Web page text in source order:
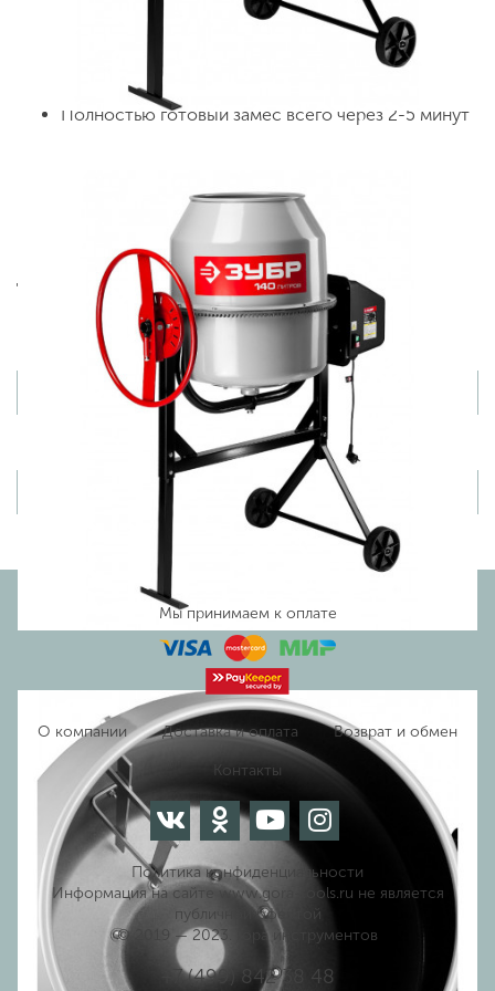
вибраций, а при необходимости их можно также
просто заменить «в полевых условиях»
Фиксация барабана под любым углом и удобная
выгрузка готового раствора
Полностью готовый замес всего через 2-5 минут
Бетономешалка (бетоносмеситель) ЗУБР "МАСТЕР"
БС-140-600, артикул БС-140-600 по цене 13990 руб.
Мы предлагаем ведущих производителей. Приобрести
данный товар Вы можете on-line на нашем сайте или
по телефону +7 (499) 842 38 48. Возможен самовывоз.
Товары из этой категории
Вы недавно просматривали
Мы принимаем к оплате
О компании Доставка и оплата Возврат и обмен
Контакты
Политика конфиденциальности
Информация на сайте www.gora-tools.ru не является
публичной офертой
© 2019 — 2023. Гора инструментов
+7 (499) 842 38 48